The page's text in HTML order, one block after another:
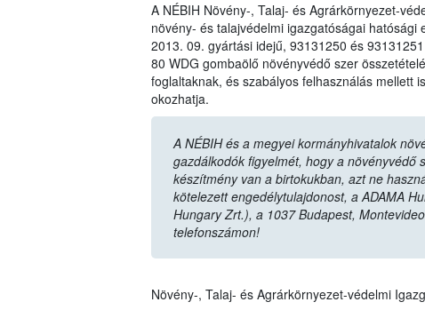
A NÉBIH Növény-, Talaj- és Agrárkörnyezet-
növény- és talajvédelmi igazgatóságai
2013. 09. gyártási idejű, 93131250 és
80 WDG gombaölő növényvédő szer
foglaltaknak, és szabályos felhasználás mellett
okozhatja.
A NÉBIH és a megyei kormányhivatalok
gazdálkodók figyelmét, hogy a növényvédő
készítmény van a birtokukban, azt ne
kötelezett engedélytulajdonost, a ADAMA
Hungary Zrt.), a 1037 Budapest,
telefonszámon!
Növény-, Talaj- és Agrárkörnyezet-védelmi